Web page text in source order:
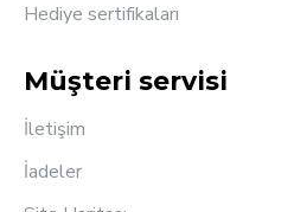
Hediye sertifikaları
Müşteri servisi
İletişim
İadeler